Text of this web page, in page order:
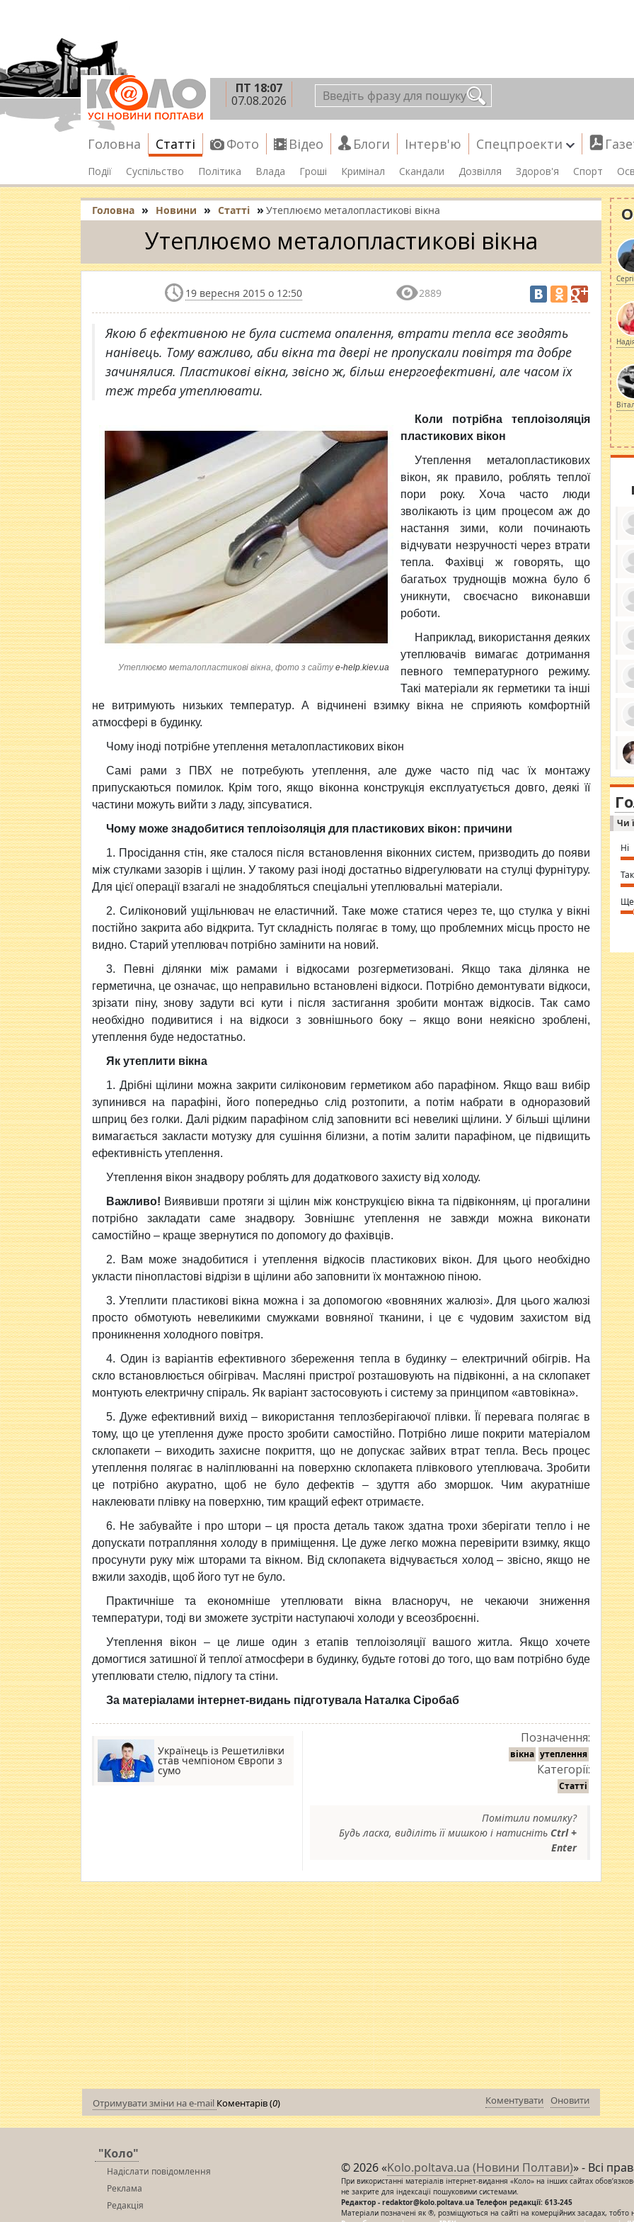
ПТ 18:07
07.08.2026
Головна Статті Фото Відео Блоги Інтерв'ю Спецпроекти
Події Суспільство Політика Влада Гроші Кримінал Скандали Дозвілля Здоров'я Спорт
Головна » Новини » Статті » Утеплюємо металопластикові вікна
Утеплюємо металопластикові вікна
19 вересня 2015 о 12:50 2889
Якою б ефективною не була система опалення, втрати тепла все зводять
нанівець. Тому важливо, аби вікна та двері не пропускали повітря та добре
зачинялися. Пластикові вікна, звісно ж, більш енергоефективні, але часом їх
теж треба утеплювати.
Утеплюємо металопластикові вікна, фото з сайтуe-help.kiev.ua
Коли потрібна теплоізоляція
пластикових вікон
Утеплення металопластикових
вікон, як правило, роблять теплої
пори року. Хоча часто люди
зволікають із цим процесом аж до
настання зими, коли починають
відчувати незручності через втрати
тепла. Фахівці ж говорять, що
багатьох труднощів можна було б
уникнути, своєчасно виконавши
роботи.
Наприклад, використання деяких
утеплювачів вимагає дотримання
певного температурного режиму.
Такі матеріали як герметики та інші
не витримують низьких температур. А відчинені взимку вікна не сприяють комфортній
атмосфері в будинку.
Чому іноді потрібне утеплення металопластикових вікон
Самі рами з ПВХ не потребують утеплення, але дуже часто під час їх монтажу
припускаються помилок. Крім того, якщо віконна конструкція експлуатується довго, деякі її
частини можуть вийти з ладу, зіпсуватися.
Чому може знадобитися теплоізоляція для пластикових вікон: причини
1. Просідання стін, яке сталося після встановлення віконних систем, призводить до появи
між стулками зазорів і щілин. У такому разі іноді достатньо відрегулювати на стулці фурнітуру.
Для цієї операції взагалі не знадобляться спеціальні утеплювальні матеріали.
2. Силіконовий ущільнювач не еластичний. Таке може статися через те, що стулка у вікні
постійно закрита або відкрита. Тут складність полягає в тому, що проблемних місць просто не
видно. Старий утеплювач потрібно замінити на новий.
3. Певні ділянки між рамами і відкосами розгерметизовані. Якщо така ділянка не
герметична, це означає, що неправильно встановлені відкоси. Потрібно демонтувати відкоси,
зрізати піну, знову задути всі кути і після застигання зробити монтаж відкосів. Так само
необхідно подивитися і на відкоси з зовнішнього боку – якщо вони неякісно зроблені,
утеплення буде недостатньо.
Як утеплити вікна
1. Дрібні щілини можна закрити силіконовим герметиком або парафіном. Якщо ваш вибір
зупинився на парафіні, його попередньо слід розтопити, а потім набрати в одноразовий
шприц без голки. Далі рідким парафіном слід заповнити всі невеликі щілини. У більші щілини
вимагається закласти мотузку для сушіння білизни, а потім залити парафіном, це підвищить
ефективність утеплення.
Утеплення вікон знадвору роблять для додаткового захисту від холоду.
Важливо! Виявивши протяги зі щілин між конструкцією вікна та підвіконням, ці прогалини
потрібно закладати саме знадвору. Зовнішнє утеплення не завжди можна виконати
самостійно – краще звернутися по допомогу до фахівців.
2. Вам може знадобитися і утеплення відкосів пластикових вікон. Для цього необхідно
укласти пінопластові відрізи в щілини або заповнити їх монтажною піною.
3. Утеплити пластикові вікна можна і за допомогою «вовняних жалюзі». Для цього жалюзі
просто обмотують невеликими смужками вовняної тканини, і це є чудовим захистом від
проникнення холодного повітря.
4. Один із варіантів ефективного збереження тепла в будинку – електричний обігрів. На
скло встановлюється обігрівач. Масляні пристрої розташовують на підвіконні, а на склопакет
монтують електричну спіраль. Як варіант застосовують і систему за принципом «автовікна».
5. Дуже ефективний вихід – використання теплозберігаючої плівки. Її перевага полягає в
тому, що це утеплення дуже просто зробити самостійно. Потрібно лише покрити матеріалом
склопакети – виходить захисне покриття, що не допускає зайвих втрат тепла. Весь процес
утеплення полягає в наліплюванні на поверхню склопакета плівкового утеплювача. Зробити
це потрібно акуратно, щоб не було дефектів – здуття або зморшок. Чим акуратніше
наклеювати плівку на поверхню, тим кращий ефект отримаєте.
6. Не забувайте і про штори – ця проста деталь також здатна трохи зберігати тепло і не
допускати потрапляння холоду в приміщення. Це дуже легко можна перевірити взимку, якщо
просунути руку між шторами та вікном. Від склопакета відчувається холод – звісно, якщо не
вжили заходів, щоб його тут не було.
Практичніше та економніше утеплювати вікна власноруч, не чекаючи зниження
температури, тоді ви зможете зустріти наступаючі холоди у всеозброєнні.
Утеплення вікон – це лише один з етапів теплоізоляції вашого житла. Якщо хочете
домогтися затишної й теплої атмосфери в будинку, будьте готові до того, що вам потрібно буде
утеплювати стелю, підлогу та стіни.
За матеріалами інтернет-видань підготувала Наталка Сіробаб
Українець із Решетилівки
став чемпіоном Європи з
сумо
Позначення:
вікна утеплення
Категорії:
Статті
Помітили помилку?
Будь ласка, виділіть її мишкою і натисніть Ctrl +
Enter
Отримувати зміни на e-mail Коментарів (0) Оновити
Коментувати
за
ми
in
⇒
Чи
Ні
Так
Ще
"Коло"
Надіслати повідомлення
Реклама
Редакція
© 2026 «Kolo.poltava.ua (Новини Полтави)» - Всі
При використанні матеріалів інтернет-видання «Коло» на інших сайтах
не закрите для індексації пошуковими системами.
Редактор - redaktor@kolo.poltava.ua Телефон редакції: 613-245
Матеріали позначені як ®, розміщуються на сайті на комерційних засадах, тобто